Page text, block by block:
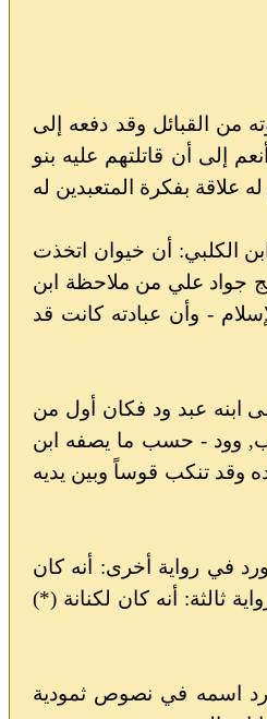
من القبائل وقد دفعه إلى
إلى أن قاتلتهم عليه بنو
بفكرة المتعبدين له
الكلبي: أن خيوان اتخذت
جواد علي من ملاحظة ابن
- وأن عبادته كانت قد
عبد ود فكان أول من
وود - حسب ما يصفه ابن
وقد تنكب قوساً وبين يديه
في رواية أخرى: أنه كان
ثالثة: أنه كان لكنانة (*)
اسمه في نصوص ثمودية